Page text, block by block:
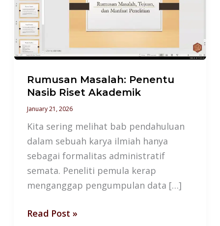
Rumusan Masalah: Penentu
Nasib Riset Akademik
January 21, 2026
Kita sering melihat bab pendahuluan
dalam sebuah karya ilmiah hanya
sebagai formalitas administratif
semata. Peneliti pemula kerap
menganggap pengumpulan data […]
Riset
Akademik
Read Post »